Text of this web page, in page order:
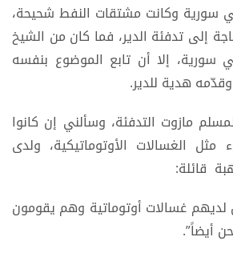
في سورية وكانت مشتقات النفط شحيحة،
إلى تدفئة الدير، فما كان من الشيخ
إلا أن تابع الموضوع بنفسه
مازوت التدفئة، وسألني إن كانوا
الغسالات الأوتوماتيكية، ولدى
قائلة:
لديهم غسالات أوتوماتية وهم يقومون
أيضاً”.